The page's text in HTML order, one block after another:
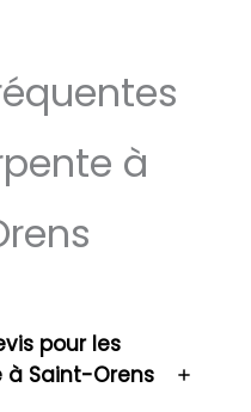
à
pour les
Saint-Orens